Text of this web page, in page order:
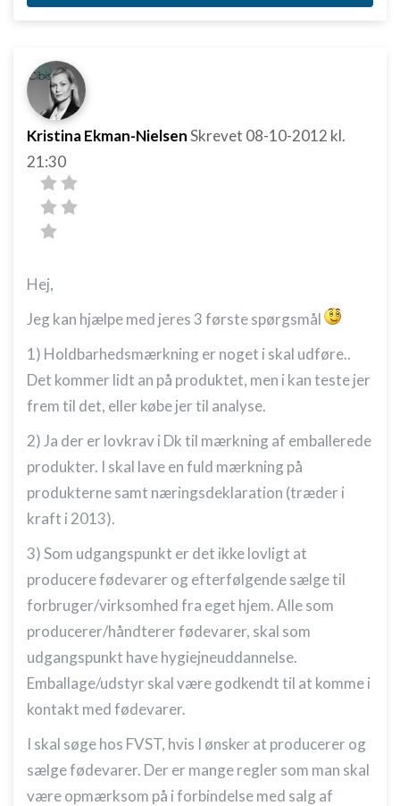
Kristina Ekman-NielsenSkrevet 08-10-2012 kl.
21:30
Hej,
Jeg kan hjælpe med jeres 3 første spørgsmål
1) Holdbarhedsmærkning er noget i skal udføre..
Det kommer lidt an på produktet, men i kan teste jer
frem til det, eller købe jer til analyse.
2) Ja der er lovkrav i Dk til mærkning af emballerede
produkter. I skal lave en fuld mærkning på
produkterne samt næringsdeklaration (træder i
kraft i 2013).
3) Som udgangspunkt er det ikke lovligt at
producere fødevarer og efterfølgende sælge til
forbruger/virksomhed fra eget hjem. Alle som
producerer/håndterer fødevarer, skal som
udgangspunkt have hygiejneuddannelse.
Emballage/udstyr skal være godkendt til at komme i
kontakt med fødevarer.
I skal søge hos FVST, hvis I ønsker at producerer og
sælge fødevarer. Der er mange regler som man skal
være opmærksom på i forbindelse med salg af